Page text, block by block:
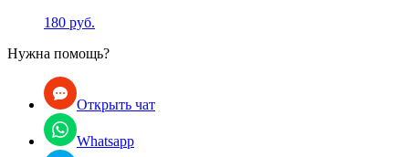
180 руб.
Нужна помощь?
Открыть чат
Whatsapp